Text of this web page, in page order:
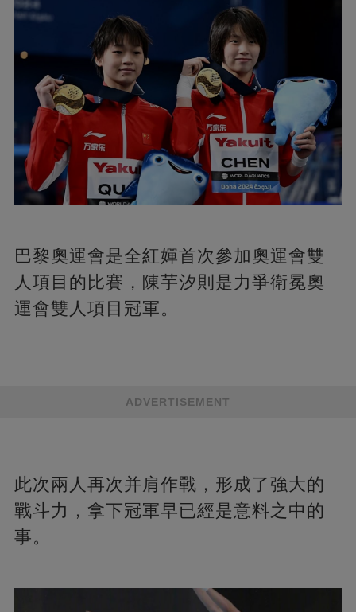
巴黎奧運會是全紅嬋首次參加奧運會雙
人項目的比賽，陳芋汐則是力爭衛冕奧
運會雙人項目冠軍。
ADVERTISEMENT
此次兩人再次并肩作戰，形成了強大的
戰斗力，拿下冠軍早已經是意料之中的
事。